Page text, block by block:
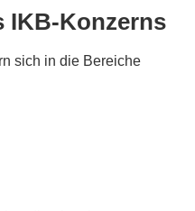
IKB-Konzerns
sich in die Bereiche